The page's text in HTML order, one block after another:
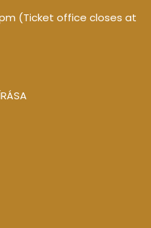
(Ticket office closes at